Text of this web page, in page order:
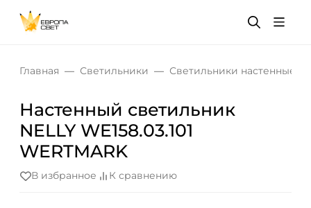
Главная Светильники Светильники настенные
Настенный светильник
NELLY WE158.03.101
WERTMARK
В избранное К сравнению